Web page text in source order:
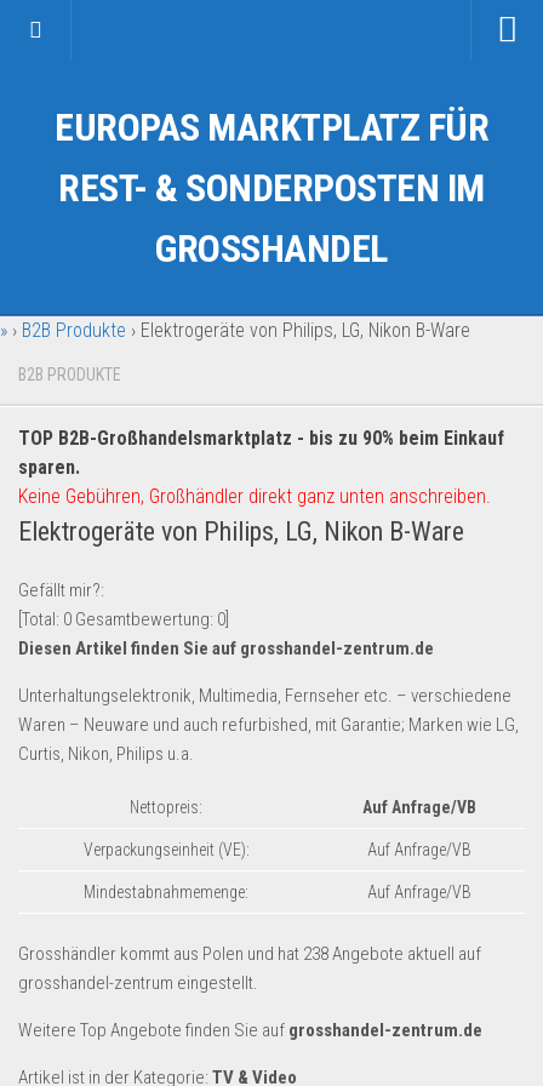
Kategorien
Auto & Motorrad
Fahrzeuge & Transport
Garten & Werkzeug
Geschäft, Büro & Schreibwaren
Geschenkartikel
Handy und Smartphone
Kosmetik & Pflege
Multimedia & Elektro
Münzen
Spielzeug & Games
Schuhe & Accessoires
Uhren & Schmuck
Wohnen & Einrichten
Restposten-Angebote
eBay Restposten kaufen
EUROPAS MARKTPLATZ FÜR
REST- & SONDERPOSTEN IM
GROSSHANDEL
» › B2B Produkte › Elektrogeräte von Philips, LG, Nikon B-Ware
B2B PRODUKTE
TOP B2B-Großhandelsmarktplatz - bis zu 90% beim Einkauf
sparen.
Keine Gebühren, Großhändler direkt ganz unten anschreiben.
Elektrogeräte von Philips, LG, Nikon B-Ware
Gefällt mir?:
[Total: 0 Gesamtbewertung: 0
Diesen Artikel finden Sie auf grosshandel-zentrum.de
Unterhaltungselektronik, Multimedia, Fernseher etc. – verschiedene
Waren – Neuware und auch refurbished, mit Garantie; Marken wie LG,
Curtis, Nikon, Philips u.a.
Nettopreis: Auf Anfrage/VB
Verpackungseinheit (VE): Auf Anfrage/VB
Mindestabnahmemenge: Auf Anfrage/VB
Grosshändler kommt aus Polen und hat 238 Angebote aktuell auf
grosshandel-zentrum eingestellt.
Weitere Top Angebote finden Sie auf grosshandel-zentrum.de
Artikel ist in der Kategorie: TV & Video